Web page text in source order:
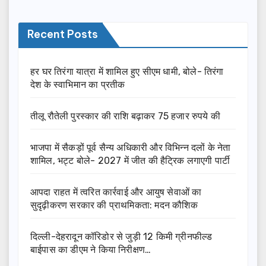
Recent Posts
हर घर तिरंगा यात्रा में शामिल हुए सीएम धामी, बोले- तिरंगा
देश के स्वाभिमान का प्रतीक
तीलू रौतेली पुरस्कार की राशि बढ़ाकर 75 हजार रुपये की
भाजपा में सैकड़ों पूर्व सैन्य अधिकारी और विभिन्न दलों के नेता
शामिल, भट्ट बोले- 2027 में जीत की हैट्रिक लगाएगी पार्टी
आपदा राहत में त्वरित कार्रवाई और आयुष सेवाओं का
सुदृढ़ीकरण सरकार की प्राथमिकता: मदन कौशिक
दिल्ली-देहरादून कॉरिडोर से जुड़ी 12 किमी ग्रीनफील्ड
बाईपास का डीएम ने किया निरीक्षण…